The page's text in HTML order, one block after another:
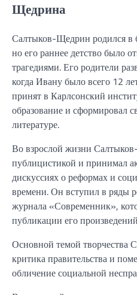
Щедрина
Салтыков-Щедрин родился в
но его раннее детство было
трагедиями. Его родители
когда Ивану было всего 12
принят в Карлсонский
образование и сформировал
литературе.
Во взрослой жизни
публицистикой и принимал
дискуссиях о реформах и
времени. Он вступил в ряды
журнала «Современник»,
публикации его
Основной темой творчества
критика правительства и
обличение социальной